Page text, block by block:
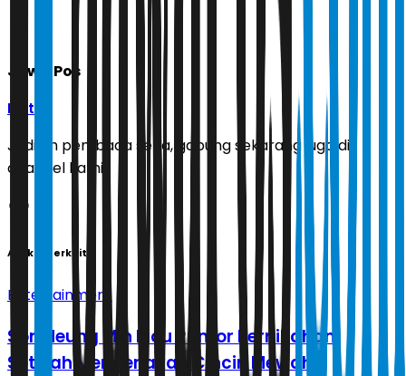
Jawa Pos
Ikuti
Jadilah pembaca setia, gabung sekarang juga di
channel kami!
Artikel Terkait
Entertainment
Son Heung Min Picu Rumor Pernikahan
Setelah Mengenakan Cincin Mewah